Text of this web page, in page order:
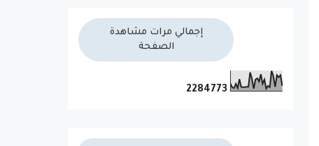
إجمالي مرات مشاهدة
الصفحة
2284773